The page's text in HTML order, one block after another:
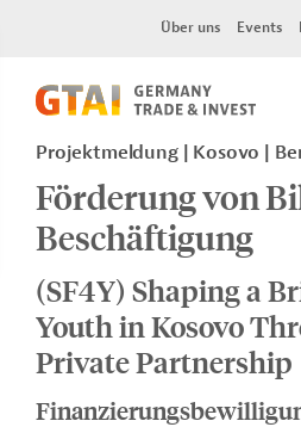
Über uns Events
Projektmeldung Kosovo
Förderung von
Beschäftigung
(SF4Y) Shaping a
Youth in Kosovo
Private Partnership